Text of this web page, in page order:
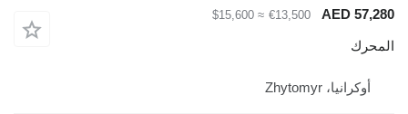
AED 57,280
€13,500
≈ $15,600
المحرك
أوكرانيا، Zhytomyr